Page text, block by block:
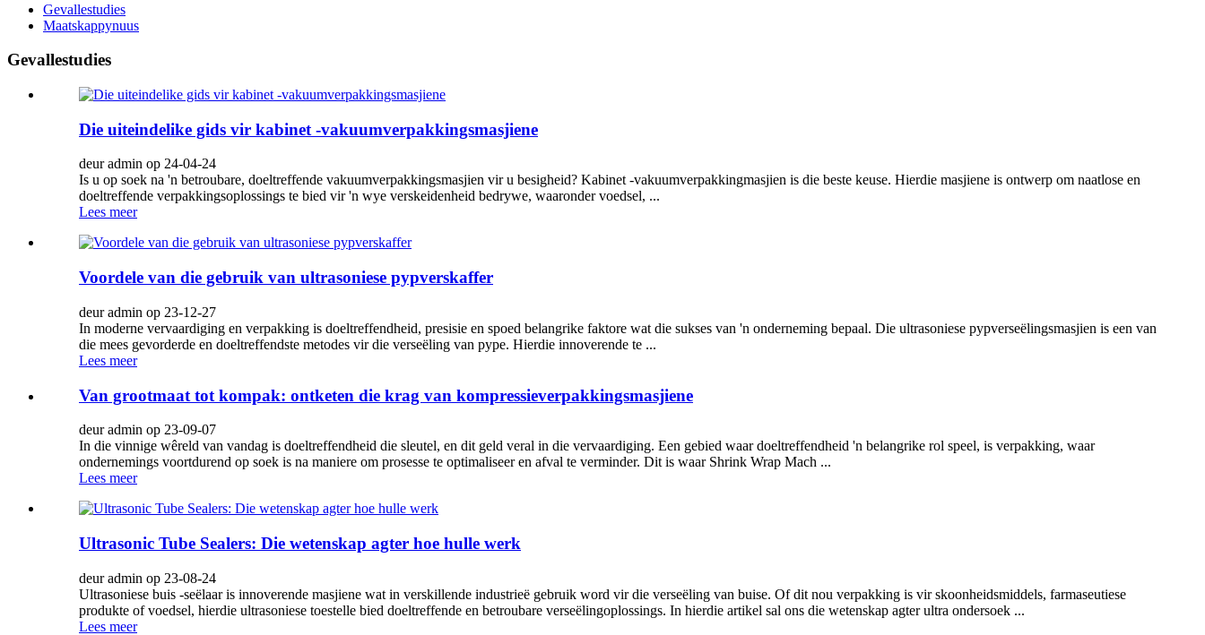
Gevallestudies
Maatskappynuus
Gevallestudies
Die uiteindelike gids vir kabinet -vakuumverpakkingsmasjiene
deur admin op 24-04-24
Is u op soek na 'n betroubare, doeltreffende vakuumverpakkingsmasjien vir u besigheid? Kabinet -vakuumverpakkingmasjien is die beste keuse. Hierdie masjiene is ontwerp om naatlose en
doeltreffende verpakkingsoplossings te bied vir 'n wye verskeidenheid bedrywe, waaronder voedsel, ...
Lees meer
Voordele van die gebruik van ultrasoniese pypverskaffer
deur admin op 23-12-27
In moderne vervaardiging en verpakking is doeltreffendheid, presisie en spoed belangrike faktore wat die sukses van 'n onderneming bepaal. Die ultrasoniese pypverseëlingsmasjien is een van
die mees gevorderde en doeltreffendste metodes vir die verseëling van pype. Hierdie innoverende te ...
Lees meer
Van grootmaat tot kompak: ontketen die krag van kompressieverpakkingsmasjiene
deur admin op 23-09-07
In die vinnige wêreld van vandag is doeltreffendheid die sleutel, en dit geld veral in die vervaardiging. Een gebied waar doeltreffendheid 'n belangrike rol speel, is verpakking, waar
ondernemings voortdurend op soek is na maniere om prosesse te optimaliseer en afval te verminder. Dit is waar Shrink Wrap Mach ...
Lees meer
Ultrasonic Tube Sealers: Die wetenskap agter hoe hulle werk
deur admin op 23-08-24
Ultrasoniese buis -seëlaar is innoverende masjiene wat in verskillende industrieë gebruik word vir die verseëling van buise. Of dit nou verpakking is vir skoonheidsmiddels, farmaseutiese
produkte of voedsel, hierdie ultrasoniese toestelle bied doeltreffende en betroubare verseëlingoplossings. In hierdie artikel sal ons die wetenskap agter ultra ondersoek ...
Lees meer